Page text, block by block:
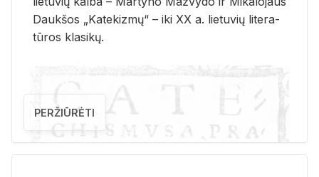
Dauk­šos „Ka­te­kiz­mų“ – iki XX a. lie­tu­vių li­te­ra­
tū­ros kla­si­kų.
PERŽIŪRĖTI